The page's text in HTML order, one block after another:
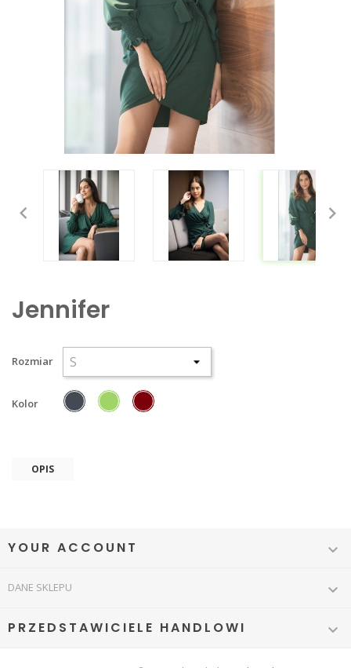
 
Jennifer
Rozmiar
Kolor CzarnyZielonyBordowy
OPIS
YOUR ACCOUNT 
DANE SKLEPU 
PRZEDSTAWICIELE HANDLOWI 